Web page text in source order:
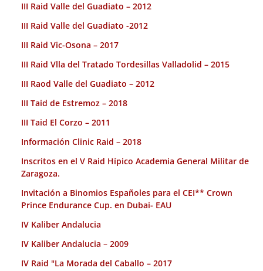
III Raid Valle del Guadiato – 2012
III Raid Valle del Guadiato -2012
III Raid Vic-Osona – 2017
III Raid Vlla del Tratado Tordesillas Valladolid – 2015
III Raod Valle del Guadiato – 2012
III Taid de Estremoz – 2018
III Taid El Corzo – 2011
Información Clinic Raid – 2018
Inscritos en el V Raid Hípico Academia General Militar de
Zaragoza.
Invitación a Binomios Españoles para el CEI** Crown
Prince Endurance Cup. en Dubai- EAU
IV Kaliber Andalucia
IV Kaliber Andalucia – 2009
IV Raid "La Morada del Caballo – 2017